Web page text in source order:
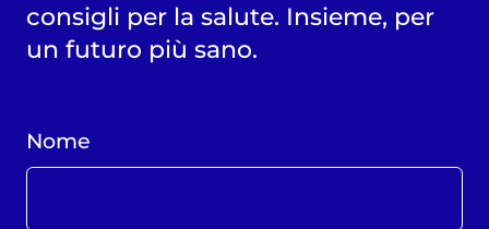
consigli per la salute. Insieme, per
un futuro più sano.
Nome